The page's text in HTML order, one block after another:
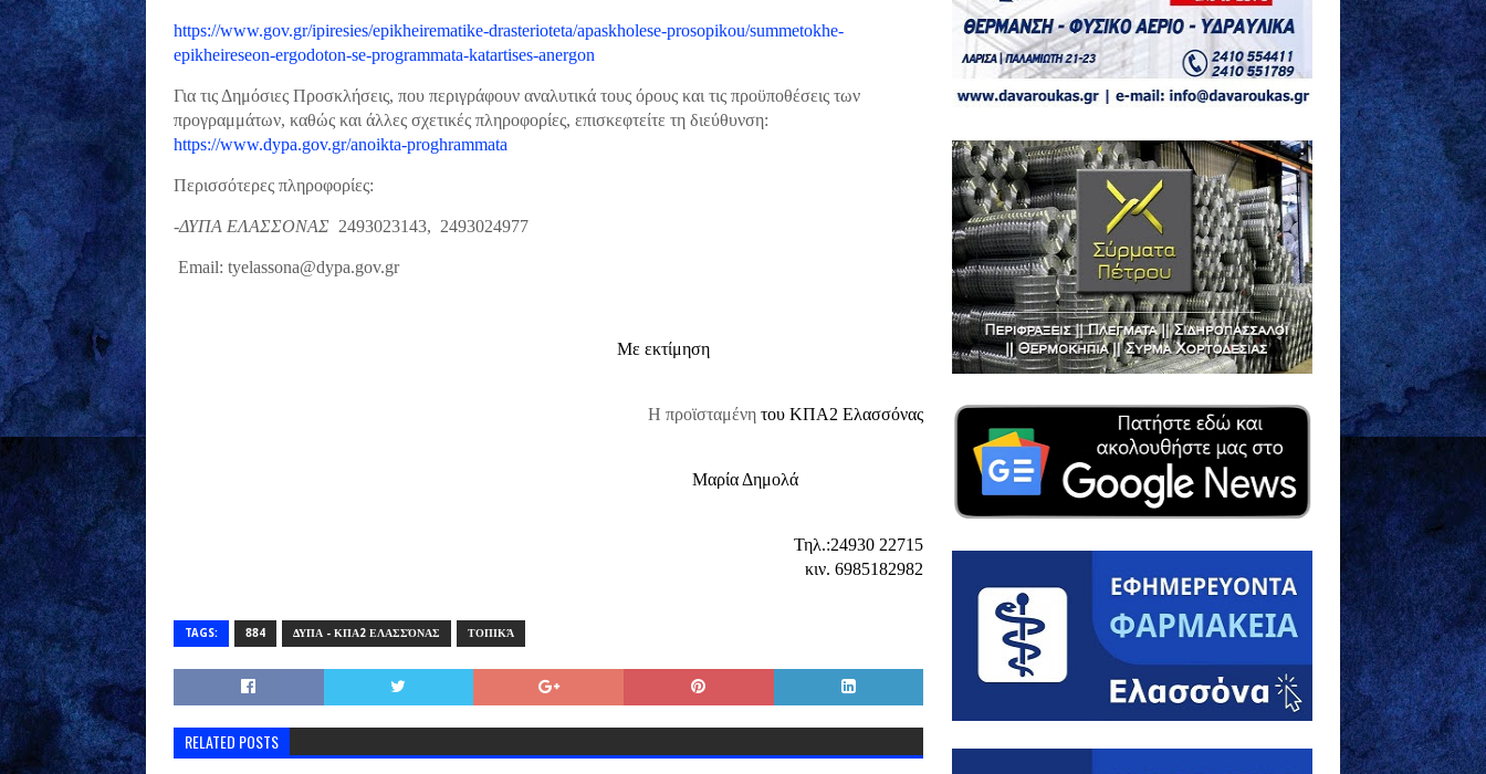
https://www.gov.gr/ipiresies/epikheirematike-drasterioteta/apaskholese-prosopikou/summetokhe-
epikheireseon-ergodoton-se-programmata-katartises-anergon
Για τις Δημόσιες Προσκλήσεις, που περιγράφουν αναλυτικά τους όρους και τις προϋποθέσεις των
προγραμμάτων, καθώς και άλλες σχετικές πληροφορίες, επισκεφτείτε τη διεύθυνση:
https://www.dypa.gov.gr/anoikta-proghrammata
Περισσότερες πληροφορίες:
-ΔΥΠΑ ΕΛΑΣΣΟΝΑΣ 2493023143, 2493024977
Email: tyelassona@dypa.gov.gr
Με εκτίμηση
Η προϊσταμένη του ΚΠΑ2 Ελασσόνας
Μαρία Δημολά
Τηλ.:24930 22715
κιν. 6985182982
TAGS: 884 ΔΥΠΑ - ΚΠΑ2 ΕΛΑΣΣΌΝΑΣ ΤΟΠΙΚΆ
RELATED POSTS